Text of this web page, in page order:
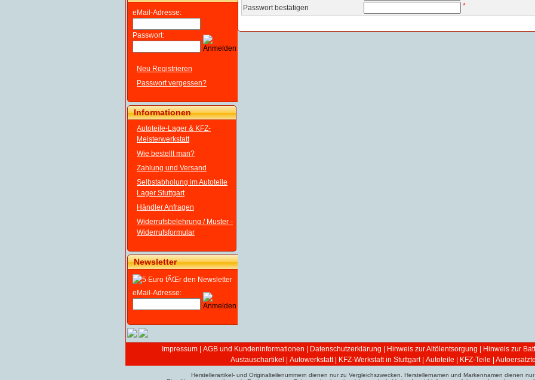
eMail-Adresse:
Passwort:
Neu Registrieren
Passwort vergessen?
Informationen
Autoteile-Lager & KFZ-
Meisterwerkstatt
Wie bestellt man?
Zahlung und Versand
Selbstabholung im Autoteile
Lager Stuttgart
Händler Anfragen
Widerrufsbelehrung / Muster -
Widerrufsformular
Newsletter
eMail-Adresse:
Passwort bestätigen
*
Impressum AGB und Kundeninformationen Datenschutzerklärung Hinweis zur Altölentsorgung Hinweis zur
Austauschartikel
Autowerkstatt | KFZ-Werkstatt in Stuttgart| Autoteile | KFZ-Teile |
Herstellerartikel- und Originalteilenummern dienen nur zu Vergleichszwecken. Herstellernamen und Markennamen dienen